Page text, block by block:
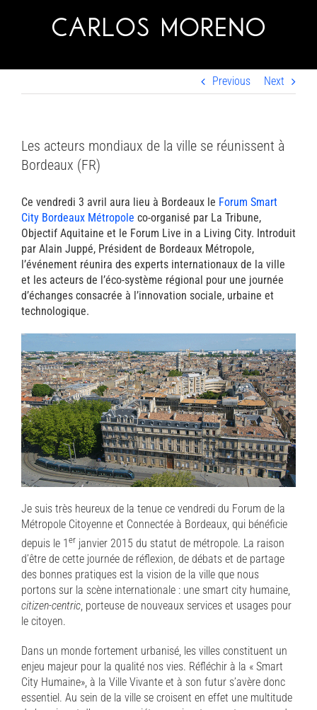
Previous Next
Les acteurs mondiaux de la ville se réunissent à
Bordeaux (FR)
Ce vendredi 3 avril aura lieu à Bordeaux le Forum Smart
City Bordeaux Métropole co-organisé par La Tribune,
Objectif Aquitaine et le Forum Live in a Living City. Introduit
par Alain Juppé, Président de Bordeaux Métropole,
l’événement réunira des experts internationaux de la ville
et les acteurs de l’éco-système régional pour une journée
d’échanges consacrée à l’innovation sociale, urbaine et
technologique.
Je suis très heureux de la tenue ce vendredi du Forum de la
Métropole Citoyenne et Connectée à Bordeaux, qui bénéficie
depuis le 1 er janvier 2015 du statut de métropole. La raison
d’être de cette journée de réflexion, de débats et de partage
des bonnes pratiques est la vision de la ville que nous
portons sur la scène internationale : une smart city humaine,
citizen-centric, porteuse de nouveaux services et usages pour
le citoyen.
Dans un monde fortement urbanisé, les villes constituent un
enjeu majeur pour la qualité nos vies. Réfléchir à la « Smart
City Humaine», à la Ville Vivante et à son futur s’avère donc
essentiel. Au sein de la ville se croisent en effet une multitude